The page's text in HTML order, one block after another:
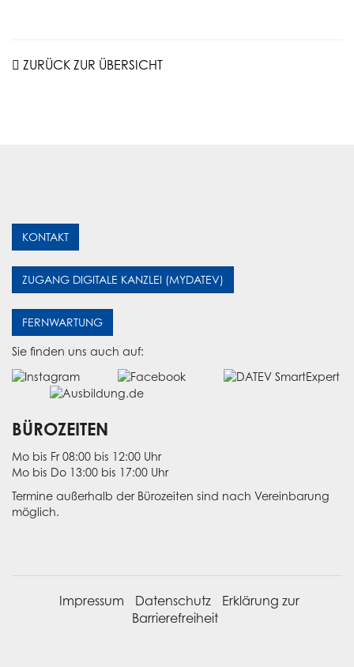
ZURÜCK ZUR ÜBERSICHT
KONTAKT
ZUGANG DIGITALE KANZLEI (MYDATEV)
FERNWARTUNG
Sie finden uns auch auf:
BÜROZEITEN
Mo bis Fr 08:00 bis 12:00 Uhr
Mo bis Do 13:00 bis 17:00 Uhr
Termine außerhalb der Bürozeiten sind nach Vereinbarung
möglich.
Impressum Datenschutz
Erklärung zur
Barrierefreiheit